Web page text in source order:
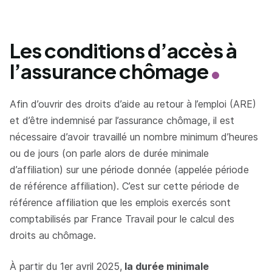
Les conditions d’accès à
l’assurance chômage
Afin d’ouvrir des droits d’aide au retour à l’emploi (ARE)
et d’être indemnisé par l’assurance chômage, il est
nécessaire d’avoir travaillé un nombre minimum d’heures
ou de jours (on parle alors de durée minimale
d’affiliation) sur une période donnée (appelée période
de référence affiliation). C’est sur cette période de
référence affiliation que les emplois exercés sont
comptabilisés par France Travail pour le calcul des
droits au chômage.
À partir du 1er avril 2025, la durée minimale